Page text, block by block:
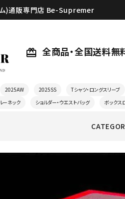
)通販専門店 Be-Supremer
card_giftcard 全商品・全国送料無
2025AW 2025SS Tシャツ・ロングスリーブ
ーネック
ショルダー・ウエストバッグ ボックス